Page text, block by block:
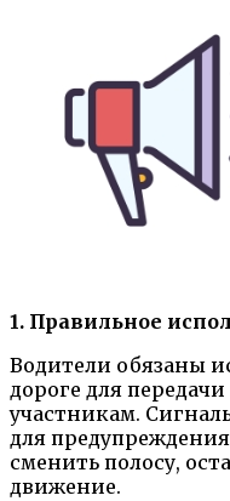
1. Правильное
Водители обязаны
дороге для
участникам.
для
сменить полосу,
движение.